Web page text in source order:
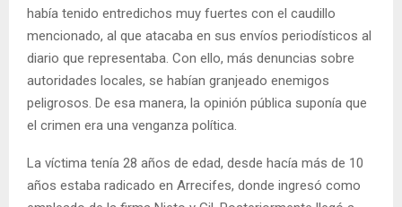
había tenido entredichos muy fuertes con el caudillo
mencionado, al que atacaba en sus envíos periodísticos al
diario que representaba. Con ello, más denuncias sobre
autoridades locales, se habían granjeado enemigos
peligrosos. De esa manera, la opinión pública suponía que
el crimen era una venganza política.
La víctima tenía 28 años de edad, desde hacía más de 10
años estaba radicado en Arrecifes, donde ingresó como